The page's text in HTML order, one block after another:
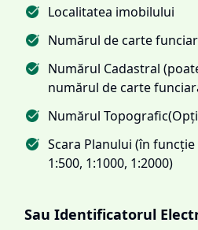
Localitatea imobilului
Numărul de carte
Numărul Cadastral
numărul de carte
Numărul
Scara Planului (în
1:500, 1:1000, 1:2000)
Sau Identificatorul